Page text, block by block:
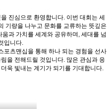
진심으로 환영합니다. 이번 대회는 세
기량을 나누고 문화를 교류하는 뜻깊은
과 가치를 세계와 공유하며, 세대를 넘
입니다.
포츠맨십을 통해 하나 되는 경험을 선사
을 전해드릴 것입니다. 많은 관심과 응
욱 빛내는 계기가 되기를 기대합니다.